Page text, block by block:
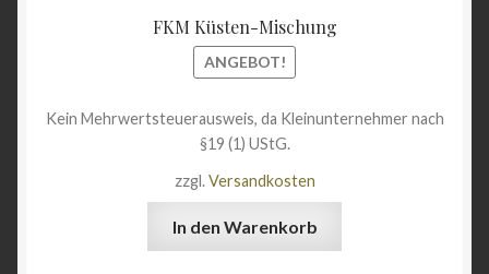
FKM Küsten-Mischung
ANGEBOT!
Kein Mehrwertsteuerausweis, da Kleinunternehmer nach
§19 (1) UStG.
zzgl.Versandkosten
In den Warenkorb